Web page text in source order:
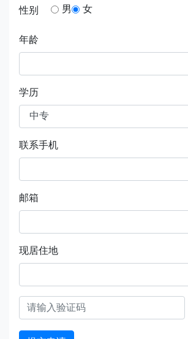
性别 男 女
年龄
学历
联系手机
邮箱
现居住地